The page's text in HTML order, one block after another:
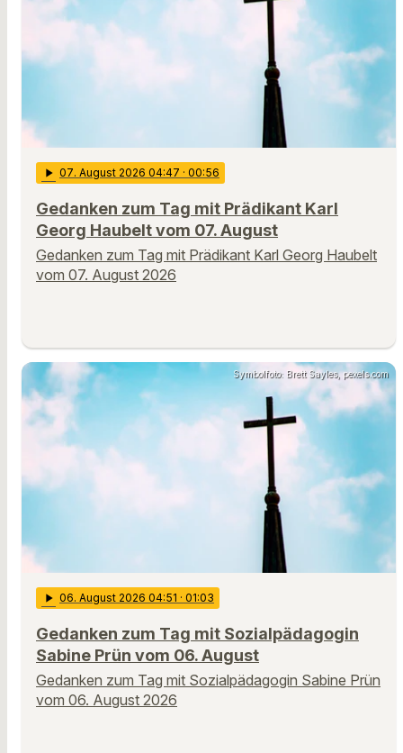
play_arrow 07. August 2026 04:47 · 00:56
Gedanken zum Tag mit Prädikant Karl
Georg Haubelt vom 07. August
Gedanken zum Tag mit Prädikant Karl Georg Haubelt
vom 07. August 2026
Symbolfoto: Brett Sayles, pexels.com
play_arrow 06. August 2026 04:51 · 01:03
Gedanken zum Tag mit Sozialpädagogin
Sabine Prün vom 06. August
Gedanken zum Tag mit Sozialpädagogin Sabine Prün
vom 06. August 2026